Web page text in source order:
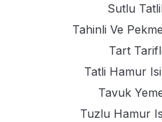
Sutlu
Tahinli Ve
Tart
Tatli Hamur
Tavuk
Tuzlu Hamur